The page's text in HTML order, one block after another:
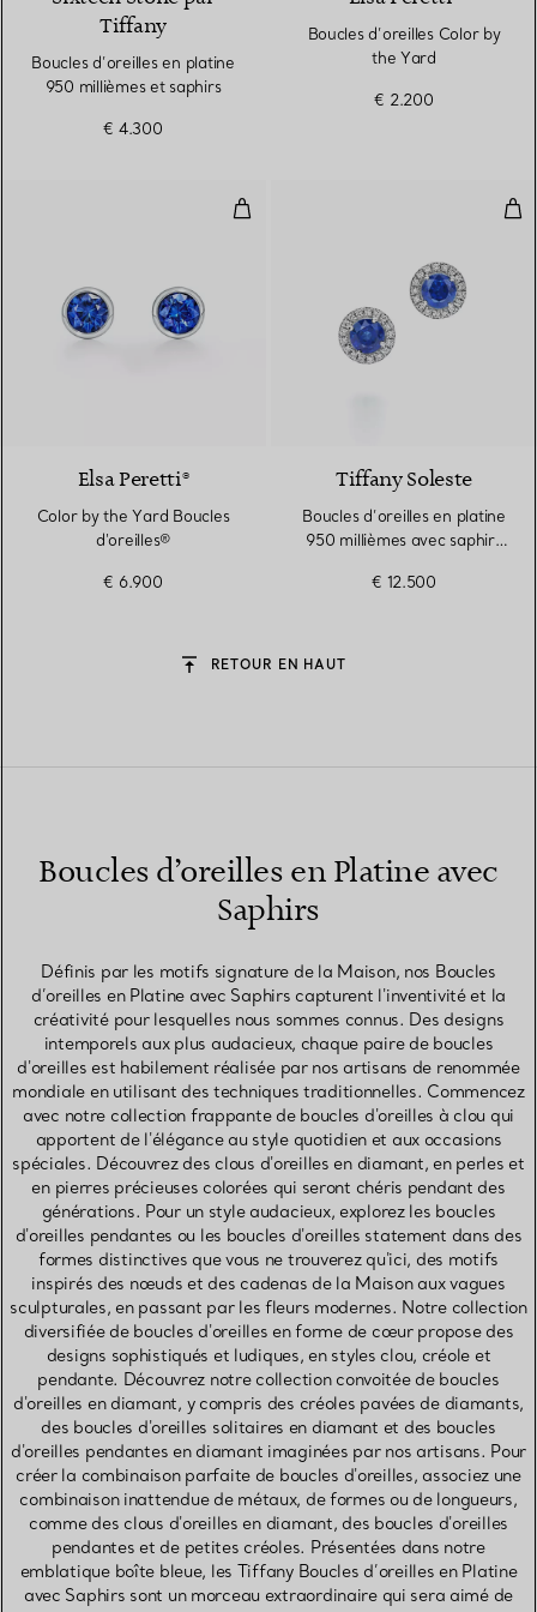
Tiffany
Boucles d’oreilles en platine
950 millièmes et saphirs
€ 4.300
Boucles d’oreilles Color by
the Yard
€ 2.200
Color by the Yard Boucles
Elsa Peretti®
Color by the Yard Boucles
d'oreilles®
€ 6.900
Tiffany Soleste
Boucles d’oreilles en platine
950 millièmes avec saphirs
€ 12.500
RETOUR EN HAUT
Boucles d’oreilles en Platine avec
Saphirs
Définis par les motifs signature de la Maison, nos Boucles
d’oreilles en Platine avec Saphirs capturent l'inventivité et la
créativité pour lesquelles nous sommes connus. Des designs
intemporels aux plus audacieux, chaque paire de boucles
d'oreilles est habilement réalisée par nos artisans de renommée
mondiale en utilisant des techniques traditionnelles. Commencez
avec notre collection frappante de boucles d'oreilles à clou qui
apportent de l'élégance au style quotidien et aux occasions
spéciales. Découvrez des clous d'oreilles en diamant, en perles et
en pierres précieuses colorées qui seront chéris pendant des
générations. Pour un style audacieux, explorez les boucles
d'oreilles pendantes ou les boucles d'oreilles statement dans des
formes distinctives que vous ne trouverez qu'ici, des motifs
inspirés des nœuds et des cadenas de la Maison aux vagues
sculpturales, en passant par les fleurs modernes. Notre collection
diversifiée de boucles d'oreilles en forme de cœur propose des
designs sophistiqués et ludiques, en styles clou, créole et
pendante. Découvrez notre collection convoitée de boucles
d'oreilles en diamant, y compris des créoles pavées de diamants,
des boucles d'oreilles solitaires en diamant et des boucles
d'oreilles pendantes en diamant imaginées par nos artisans. Pour
créer la combinaison parfaite de boucles d'oreilles, associez une
combinaison inattendue de métaux, de formes ou de longueurs,
comme des clous d'oreilles en diamant, des boucles d'oreilles
pendantes et de petites créoles. Présentées dans notre
emblatique boîte bleue, les Tiffany Boucles d’oreilles en Platine
avec Saphirs sont un morceau extraordinaire qui sera aimé de